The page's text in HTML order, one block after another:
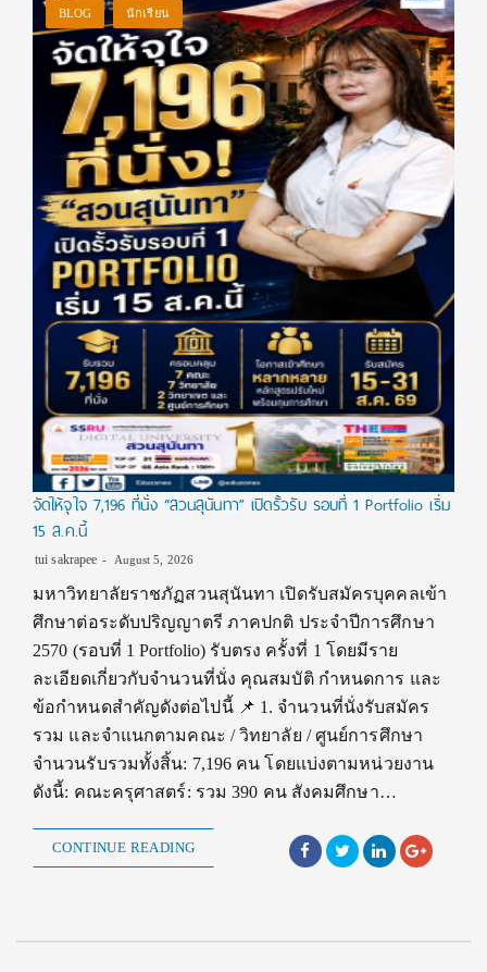
BLOG นักเรียน
จัดให้จุใจ 7,196 ที่นั่ง “สวนสุนันทา” เปิดรั้วรับ รอบที่ 1 Portfolio เริ่ม
15 ส.ค.นี้
tui sakrapee August 5, 2026
มหาวิทยาลัยราชภัฏสวนสุนันทา เปิดรับสมัครบุคคลเข้า
ศึกษาต่อระดับปริญญาตรี ภาคปกติ ประจำปีการศึกษา
2570 (รอบที่ 1 Portfolio) รับตรง ครั้งที่ 1 โดยมีราย
ละเอียดเกี่ยวกับจำนวนที่นั่ง คุณสมบัติ กำหนดการ และ
ข้อกำหนดสำคัญดังต่อไปนี้ 📌 1. จำนวนที่นั่งรับสมัคร
รวม และจำแนกตามคณะ / วิทยาลัย / ศูนย์การศึกษา
จำนวนรับรวมทั้งสิ้น: 7,196 คน โดยแบ่งตามหน่วยงาน
ดังนี้: คณะครุศาสตร์: รวม 390 คน สังคมศึกษา…
CONTINUE READING